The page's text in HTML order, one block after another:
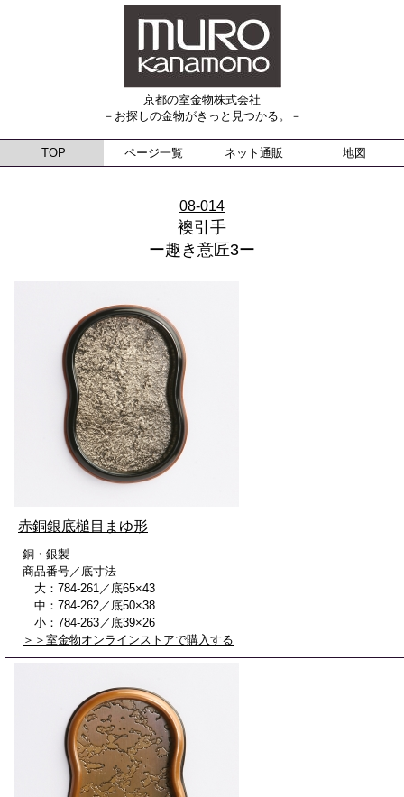
京都の室金物株式会社
－お探しの金物がきっと見つかる。－
TOP ページ一覧 ネット通販 地図
08-014
襖引手
ー趣き意匠3ー
赤銅銀底槌目まゆ形
銅・銀製
商品番号／底寸法
大：784-261／底65×43
中：784-262／底50×38
小：784-263／底39×26
＞＞室金物オンラインストアで購入する